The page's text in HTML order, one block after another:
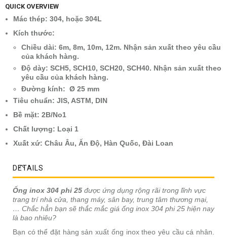
QUICK OVERVIEW
Mác thép: 304, hoặc 304L
Kích thước:
Chiều dài: 6m, 8m, 10m, 12m. Nhận sản xuất theo yêu cầu
của khách hàng.
Độ dày: SCH5, SCH10, SCH20, SCH40. Nhận sản xuất theo
yêu cầu của khách hàng.
Đường kính: Ø 25 mm
Tiêu chuẩn: JIS, ASTM, DIN
Bề mặt: 2B/No1
Chất lượng: Loại 1
Xuất xứ: Châu Âu, Ấn Độ, Hàn Quốc, Đài Loan
DETAILS
Ống inox 304 phi 25 được ứng dụng rộng rãi trong lĩnh vực
trang trí nhà cửa, thang máy, sân bay, trung tâm thương mại,
… Chắc hẳn bạn sẽ thắc mắc giá ống inox 304 phi 25 hiện nay
là bao nhiêu?
Bạn có thể đặt hàng sản xuất ống inox theo yêu cầu cá nhân.